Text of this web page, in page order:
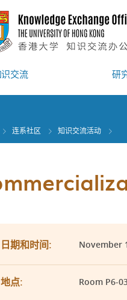
交流 研
连系社区 知识交流活动
日期和时间: November
地点: Room P6-